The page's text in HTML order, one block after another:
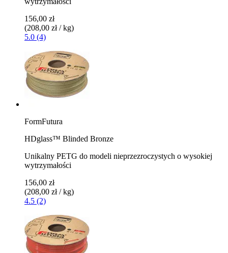
156,00 zł
(208,00 zł / kg)
5.0 (4)
FormFutura
HDglass™ Blinded Bronze
Unikalny PETG do modeli nieprzezroczystych o wysokiej
wytrzymałości
156,00 zł
(208,00 zł / kg)
4.5 (2)